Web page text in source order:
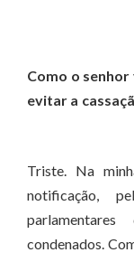
Como o
evitar a
Triste. Na
notificação,
condenados.